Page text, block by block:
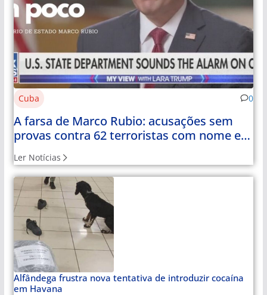
Cuba 0
A farsa de Marco Rubio: acusações sem
provas contra 62 terroristas com nome e
Ler Notícias
Alfândega frustra nova tentativa de introduzir cocaína
em Havana